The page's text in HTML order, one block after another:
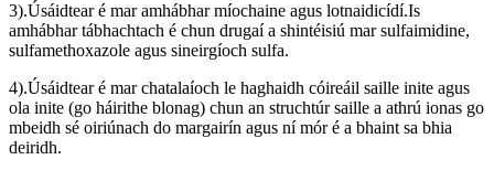
3).Úsáidtear é mar amhábhar míochaine agus lotnaidicídí.Is
amhábhar tábhachtach é chun drugaí a shintéisiú mar sulfaimidine,
sulfamethoxazole agus sineirgíoch sulfa.
4).Úsáidtear é mar chatalaíoch le haghaidh cóireáil saille inite agus
ola inite (go háirithe blonag) chun an struchtúr saille a athrú ionas go
mbeidh sé oiriúnach do margairín agus ní mór é a bhaint sa bhia
deiridh.